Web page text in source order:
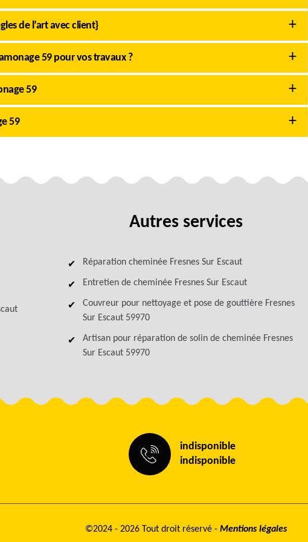
de l’art avec client}
59 pour vos travaux ?
59
59
Autres services
Réparation cheminée Fresnes Sur Escaut
Entretien de cheminée Fresnes Sur Escaut
Couvreur pour nettoyage et pose de gouttière Fresnes
Sur Escaut 59970
Artisan pour réparation de solin de cheminée Fresnes
Sur Escaut 59970
indisponible
indisponible
©2024 - 2026 Tout droit réservé - Mentions légales